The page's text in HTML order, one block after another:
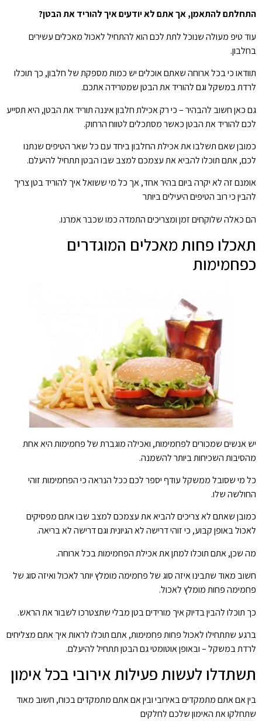
התחלתם להתאמן, אך אתם לא יודעים איך להוריד את הבטן?
עוד טיפ מעולה שנוכל לתת לכם הוא להתחיל לאכול מאכלים עשירים
בחלבון.
תוודאו כי בכל ארוחה שאתם אוכלים יש כמות מספקת של חלבון, כך תוכלו
לרדת במשקל וגם להוריד את הבטן שמטרידה אתכם.
גם כאן חשוב להבהיר – כי רק אכילת חלבון איננה תוריד את הבטן, היא תסייע
לכם להוריד את הבטן כאשר מסתכלים לטווח הרחוק.
כמובן שאם תשלבו את אכילת החלבון ביחד עם כל שאר הטיפים שנתנו
לכם, אתם תוכלו להביא את עצמכם למצב שבו הבטן תתחיל להיעלם.
אומנם זה לא יקרה ביום בהיר אחד, אך כל מי ששואל איך להוריד בטן צריך
להבין כי רוב הטיפים היעילים ביותר
הם כאלה שלוקחים זמן ומצריכים התמדה כמו שכבר אמרנו.
תאכלו פחות מאכלים המוגדרים
כפחמימות
יש אנשים שמכורים לפחמימות, ואכילה מוגברת של פחמימות היא אחת
מהסיבות השכיחות ביותר להשמנה.
כל מי שסובל ממשקל עודף יספר לכם ככל הנראה כי הפחמימות זוהי
החולשה שלו.
כמובן שאתם לא צריכים להביא את עצמכם למצב שבו אתם מפסיקים
לאכול באופן קבוע, כי זוהי דרישה לא הגיונית וגם דרישה לא בריאה.
מה שכן, אתם תוכלו למתן את אכילת הפחמימות בכל ארוחה.
חשוב מאוד שתבינו איזה סוג של פחמימה מומלץ יותר לאכול ואיזה סוג של
פחמימה פחות מומלץ לאכול.
כך תוכלו להבין בדיוק איך מורידים בטן מבלי שתצטרכו לשבור את הראש.
ברגע שתתחילו לאכול פחות פחמימות, אתם תוכלו לראות איך אתם מצליחים
לרדת במשקל – ובאופן אוטומטי גם הבטן תתחיל להיעלם.
תשתדלו לעשות פעילות אירובי בכל אימון
בין אם אתם מתמקדים באירובי ובין אם אתם מתמקדים בכוח, חשוב מאוד
שתחלקו את האימון שלכם לחלקים